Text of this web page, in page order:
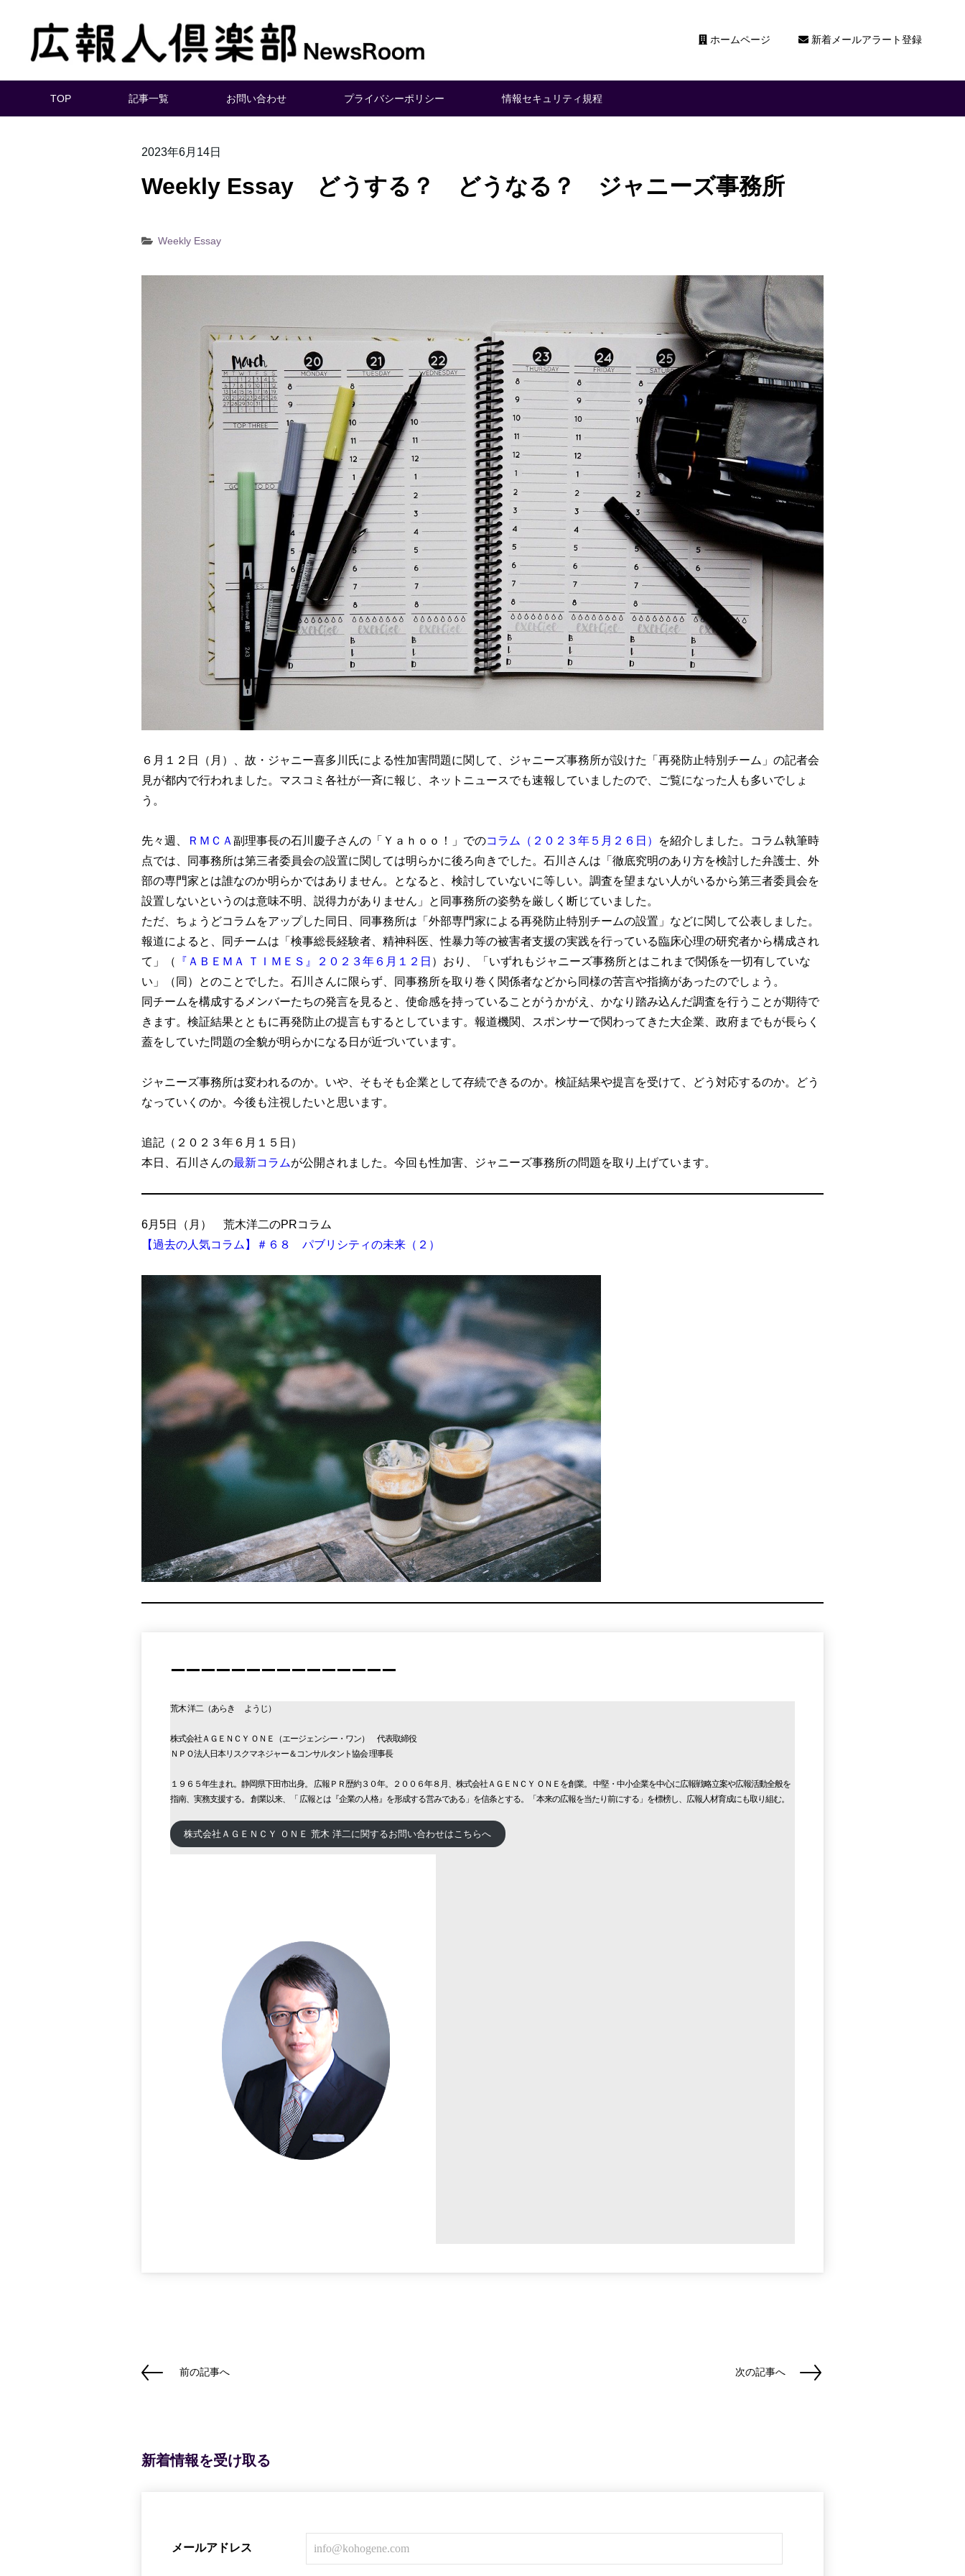
ホームページ 新着メールアラート登録
TOP 記事一覧 お問い合わせ プライバシーポリシー 情報セキュリティ規程
2023年6月14日
Weekly Essay どうする？ どうなる？ ジャニーズ事務所
Weekly Essay
６月１２日（月）、故・ジャニー喜多川氏による性加害問題に関して、ジャニーズ事務所が設けた「再発防止特別チーム」の記者会
見が都内で行われました。マスコミ各社が一斉に報じ、ネットニュースでも速報していましたので、ご覧になった人も多いでしょ
う。
先々週、 ＲＭＣＡ 副理事長の石川慶子さんの「Ｙａｈｏｏ！」でのコラム（２０２３年５月２６日）
を紹介しました。コラム執筆時
点では、同事務所は第三者委員会の設置に関しては明らかに後ろ向きでした。石川さんは「徹底究明のあり方を検討した弁護士、外
部の専門家とは誰なのか明らかではありません。となると、検討していないに等しい。調査を望まない人がいるから第三者委員会を
設置しないというのは意味不明、説得力がありません」と同事務所の姿勢を厳しく断じていました。
ただ、ちょうどコラムをアップした同日、同事務所は「外部専門家による再発防止特別チームの設置」などに関して公表しました。
報道によると、同チームは「検事総長経験者、精神科医、性暴力等の被害者支援の実践を行っている臨床心理の研究者から構成され
て」（
『ＡＢＥＭＡ ＴＩＭＥＳ』２０２３年６月１２日 ）おり、「いずれもジャニーズ事務所とはこれまで関係を一切有していな
い」（同）とのことでした。石川さんに限らず、同事務所を取り巻く関係者などから同様の苦言や指摘があったのでしょう。
同チームを構成するメンバーたちの発言を見ると、使命感を持っていることがうかがえ、かなり踏み込んだ調査を行うことが期待で
きます。検証結果とともに再発防止の提言もするとしています。報道機関、スポンサーで関わってきた大企業、政府までもが長らく
蓋をしていた問題の全貌が明らかになる日が近づいています。
ジャニーズ事務所は変われるのか。いや、そもそも企業として存続できるのか。検証結果や提言を受けて、どう対応するのか。どう
なっていくのか。今後も注視したいと思います。
追記（２０２３年６月１５日）
本日、石川さんの最新コラムが公開されました。今回も性加害、ジャニーズ事務所の問題を取り上げています。
6月5日（月） 荒木洋二のPRコラム
【過去の人気コラム】＃６８ パブリシティの未来（２）
ーーーーーーーーーーーーーーー
荒木 洋二（あらき ようじ）
株式会社ＡＧＥＮＣＹ ＯＮＥ（エージェンシー・ワン） 代表取締役
ＮＰＯ法人日本リスクマネジャー＆コンサルタント協会 理事長
１９６５年生まれ。静岡県下田市出身。 広報ＰＲ歴約３０年。２００６年８月、株式会社ＡＧＥＮＣＹ ＯＮＥを創業。 中堅・中小企業を中心に広報戦略立案や広報活動全般を
指南、実務支援する。 創業以来、「 広報とは『企業の人格』を形成する営みである」を信条とする。「本来の広報を当たり前にする」を標榜し、広報人材育成にも取り組む。
株式会社ＡＧＥＮＣＹ ＯＮＥ 荒木 洋二に関するお問い合わせはこちらへ
前の記事へ 次の記事へ
新着情報を受け取る
メールアドレス